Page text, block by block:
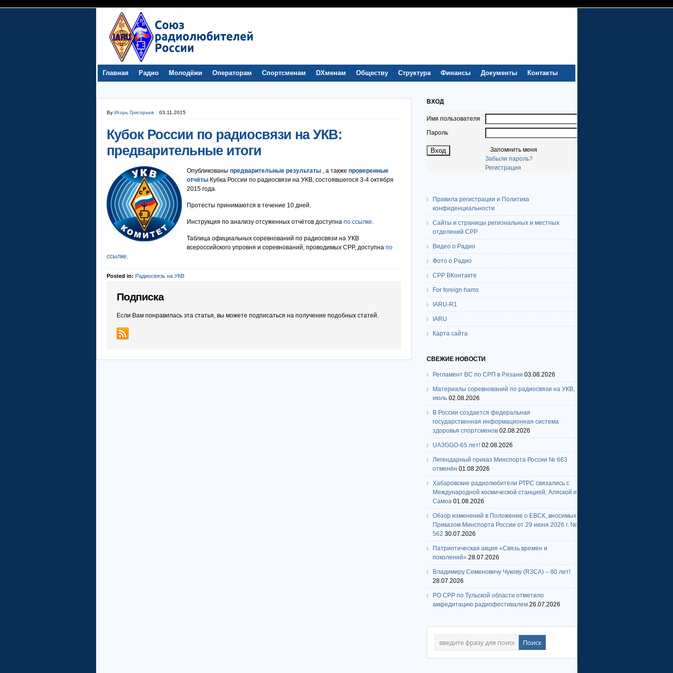
Главная Радио Молодёжи Операторам Спортсменам DXменам Обществу Структура Финансы Документы Контакты
By Игорь Григорьев 03.11.2015
Кубок России по радиосвязи на УКВ:
предварительные итоги
Опубликованы предварительные результаты , а также проверенные
отчёты Кубка России по радиосвязи на УКВ, состоявшегося 3-4 октября
2015 года.
Протесты принимаются в течение 10 дней.
Инструкция по анализу отсуженных отчётов доступна по ссылке.
Таблица официальных соревнований по радиосвязи на УКВ
всероссийского упровня и соревнований, проводимых СРР, доступна по
ссылке.
Posted in: Радиосвязь на УКВ
Подписка
Если Вам понравилась эта статья, вы можете подписаться на получение подобных статей.
ВХОД
Имя пользователя
Пароль
Запомнить меня
Забыли пароль?
Регистрация
Правила регистрации и Политика
конфиденциальности
Сайты и страницы региональных и местных
отделений СРР
Видео о Радио
Фото о Радио
СРР ВКонтакте
For foreign hams
IARU-R1
IARU
Карта сайта
СВЕЖИЕ НОВОСТИ
Регламент ВС по СРП в Рязани 03.08.2026
Материалы соревнований по радиосвязи на УКВ,
июль 02.08.2026
В России создается федеральная
государственная информационная система
здоровья спортсменов 02.08.2026
UA3GGO-65 лет! 02.08.2026
Легендарный приказ Минспорта России № 663
отменён 01.08.2026
Хабаровские радиолюбители РТРС связались с
Международной космической станцией, Аляской и
Самоа 01.08.2026
Обзор изменений в Положение о ЕВСК, вносимых
Приказом Минспорта России от 29 июня 2026 г. №
562 30.07.2026
Патриотическая акция «Связь времен и
поколений» 28.07.2026
Владимиру Семеновичу Чукову (R3CA) – 80 лет!
28.07.2026
РО СРР по Тульской области отметило
аккредитацию радиофестивалем 26.07.2026